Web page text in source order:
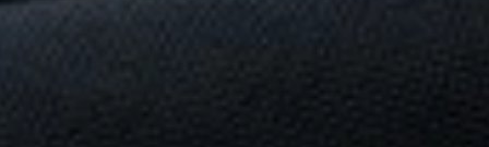
Commencez dès